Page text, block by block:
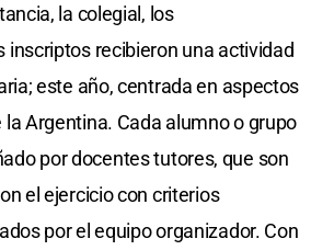
la colegial, los
inscriptos recibieron una actividad
este año, centrada en aspectos
la Argentina. Cada alumno o grupo
por docentes tutores, que son
el ejercicio con criterios
por el equipo organizador. Con